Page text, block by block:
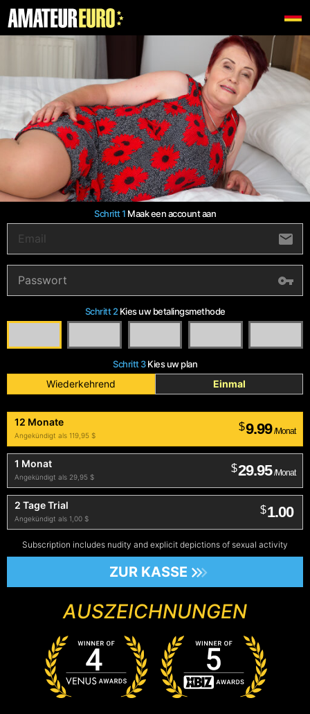
Schritt 1 Maak een account aan
Schritt 2 Kies uw betalingsmethode
Schritt 3Kies uw plan
Wiederkehrend Einmal
12 Monate
Angekündigt als 119,95 $
$9.99 /Monat
1 Monat
Angekündigt als 29,95 $
$29.95 /Monat
2 Tage Trial
Angekündigt als 1,00 $
$1.00
Subscription includes nudity and explicit depictions of sexual activity
ZUR KASSE
AUSZEICHNUNGEN